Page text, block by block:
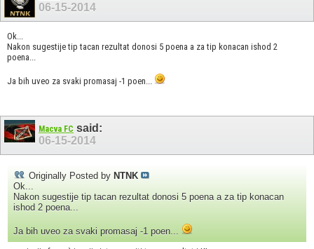
06-15-2014
Ok...
Nakon sugestije tip tacan rezultat donosi 5 poena a za tip konacan ishod 2
poena...
Ja bih uveo za svaki promasaj -1 poen...
Macva FC said:
06-15-2014
Originally Posted by NTNK
Ok...
Nakon sugestije tip tacan rezultat donosi 5 poena a za tip konacan
ishod 2 poena...
Ja bih uveo za svaki promasaj -1 poen...